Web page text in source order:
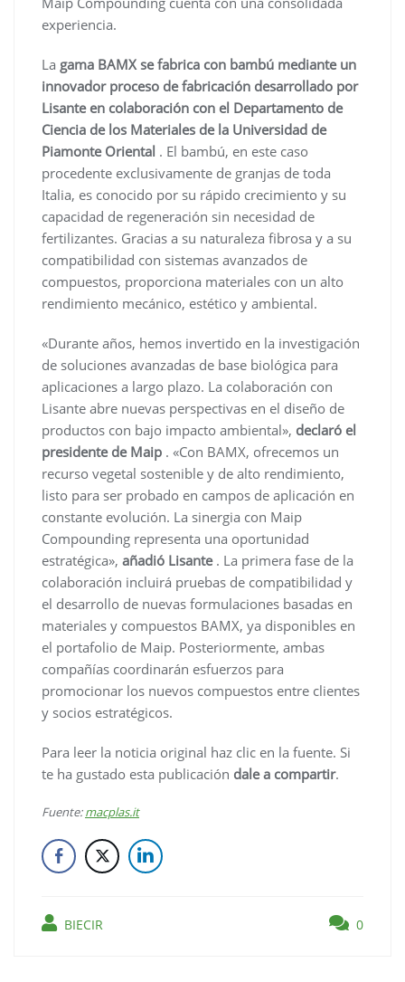
experiencia.
La gama BAMX se fabrica con bambú mediante un
innovador proceso de fabricación desarrollado por
Lisante en colaboración con el Departamento de
Ciencia de los Materiales de la Universidad de
Piamonte Oriental . El bambú, en este caso
procedente exclusivamente de granjas de toda
Italia, es conocido por su rápido crecimiento y su
capacidad de regeneración sin necesidad de
fertilizantes. Gracias a su naturaleza fibrosa y a su
compatibilidad con sistemas avanzados de
compuestos, proporciona materiales con un alto
rendimiento mecánico, estético y ambiental.
«Durante años, hemos invertido en la investigación
de soluciones avanzadas de base biológica para
aplicaciones a largo plazo. La colaboración con
Lisante abre nuevas perspectivas en el diseño de
productos con bajo impacto ambiental», declaró el
presidente de Maip . «Con BAMX, ofrecemos un
recurso vegetal sostenible y de alto rendimiento,
listo para ser probado en campos de aplicación en
constante evolución. La sinergia con Maip
Compounding representa una oportunidad
estratégica», añadió Lisante. La primera fase de la
colaboración incluirá pruebas de compatibilidad y
el desarrollo de nuevas formulaciones basadas en
materiales y compuestos BAMX, ya disponibles en
el portafolio de Maip. Posteriormente, ambas
compañías coordinarán esfuerzos para
promocionar los nuevos compuestos entre clientes
y socios estratégicos.
Para leer la noticia original haz clic en la fuente. Si
te ha gustado esta publicación dale a compartir.
Fuente:macplas.it
BIECIR 0